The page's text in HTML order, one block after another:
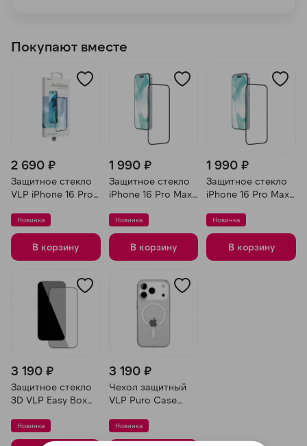
Покупают вместе
2 690 ₽
Защитное стекло
VLP iPhone 16 Pro
Новинка
В корзину
1 990 ₽
Защитное стекло
iPhone 16 Pro Max
Новинка
В корзину
1 990 ₽
Защитное стекло
iPhone 16 Pro Max
Новинка
В корзину
3 190 ₽
Защитное стекло
3D VLP Easy Box
Черная рамка
Новинка
3 190 ₽
Чехол защитный
VLP Puro Case
iPhone 17 Pro,
Прозрачный
Новинка